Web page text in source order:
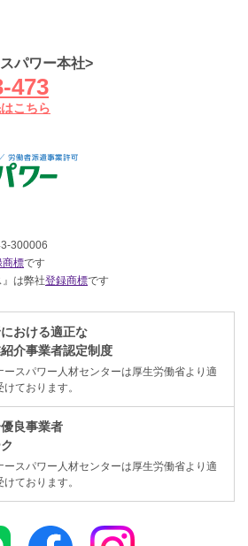
パワー本社>
473
こちら
300006
商標です
』は弊社登録商標です
おける適正な
介事業者認定制度
ースパワー人材センターは厚生労働省より適
ております。
良事業者
ースパワー人材センターは厚生労働省より適
ております。